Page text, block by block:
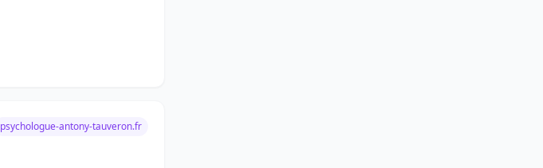
psychologue-antony-tauveron.fr